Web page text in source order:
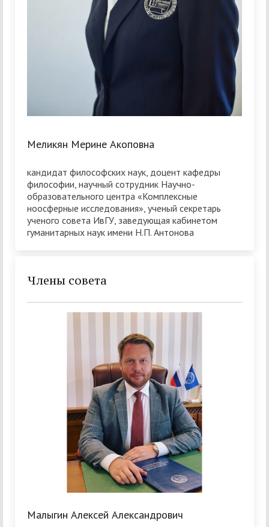
Меликян Мерине Акоповна
кандидат философских наук, доцент кафедры
философии, научный сотрудник Научно-
образовательного центра «Комплексные
ноосферные исследования», ученый секретарь
ученого совета ИвГУ, заведующая кабинетом
гуманитарных наук имени Н.П. Антонова
Члены совета
Малыгин Алексей Александрович